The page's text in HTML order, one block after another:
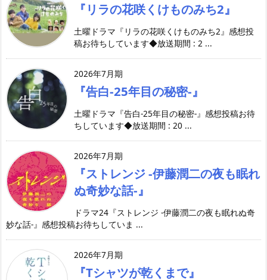
『リラの花咲くけものみち2』
土曜ドラマ『リラの花咲くけものみち2』感想投
稿お待ちしています◆放送期間 : 2 ...
2026年7月期
『告白-25年目の秘密-』
土曜ドラマ『告白-25年目の秘密-』感想投稿お待
ちしています◆放送期間 : 20 ...
2026年7月期
『ストレンジ -伊藤潤二の夜も眠れ
ぬ奇妙な話-』
ドラマ24『ストレンジ -伊藤潤二の夜も眠れぬ奇
妙な話-』感想投稿お待ちしていま ...
2026年7月期
『Tシャツが乾くまで』